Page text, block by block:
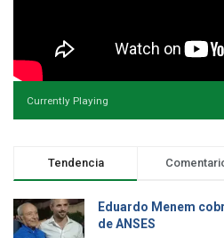
Currently Playing
Tendencia
Eduardo Menem
de ANSES